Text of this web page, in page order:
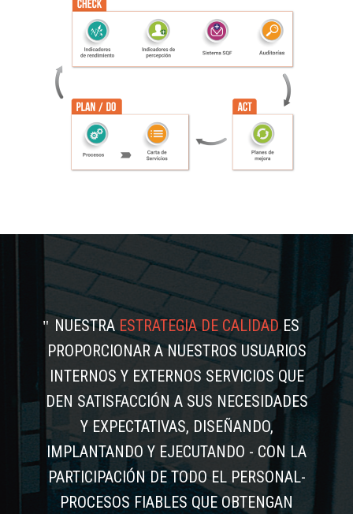
NUESTRAESTRATEGIA DE CALIDADES
PROPORCIONAR A NUESTROS USUARIOS
INTERNOS Y EXTERNOS SERVICIOS QUE
DEN SATISFACCIÓN A SUS NECESIDADES
Y EXPECTATIVAS, DISEÑANDO,
IMPLANTANDO Y EJECUTANDO - CON LA
PARTICIPACIÓN DE TODO EL PERSONAL-
PROCESOS FIABLES QUE OBTENGAN